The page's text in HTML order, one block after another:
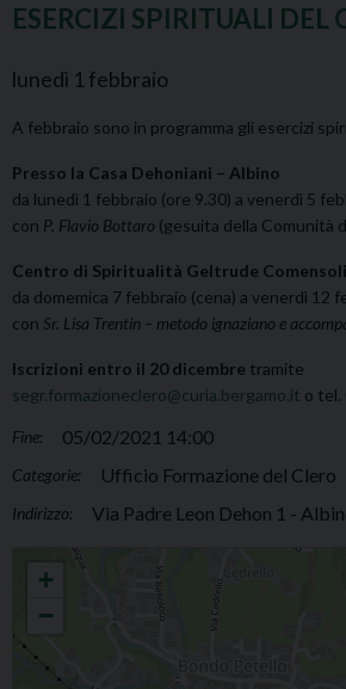
ESERCIZI SPIRITUALI DEL
lunedì 1 febbraio
A febbraio sono in programma gli esercizi
Presso la Casa Dehoniani – Albino
da lunedì 1 febbraio (ore 9.30) a venerdì 5
con P. Flavio Bottaro (gesuita della Comunità
Centro di Spiritualità Geltrude Comensoli
da domemica 7 febbraio (cena) a venerdì 12
con Sr. Lisa Trentin – metodo ignaziano e
Iscrizioni entro il 20 dicembre tramite
segr.formazioneclero@curia.bergamo.it o tel.
Fine: 05/02/2021 14:00
Categorie: Ufficio Formazione del Clero
Indirizzo: Via Padre Leon Dehon 1 -
Esercizi spirituali del Clero
+
−